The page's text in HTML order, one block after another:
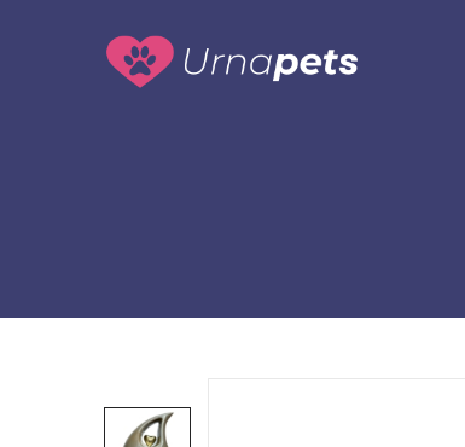
Urnapets
Urnapets